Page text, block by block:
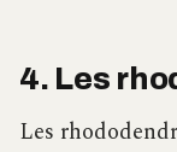
4. Les
Les